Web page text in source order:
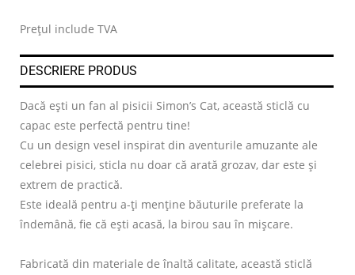
Prețul include TVA
DESCRIERE PRODUS
Dacă ești un fan al pisicii Simon’s Cat, această sticlă cu
capac este perfectă pentru tine!
Cu un design vesel inspirat din aventurile amuzante ale
celebrei pisici, sticla nu doar că arată grozav, dar este și
extrem de practică.
Este ideală pentru a-ți menține băuturile preferate la
îndemână, fie că ești acasă, la birou sau în mișcare.
Fabricată din materiale de înaltă calitate, această sticlă